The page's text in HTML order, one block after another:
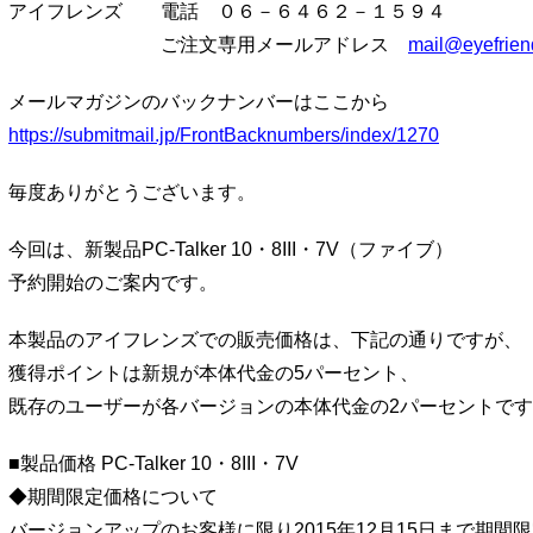
アイフレンズ 電話 ０６－６４６２－１５９４
ご注文専用メールアドレス
メールマガジンのバックナンバーはここから
https://submitmail.jp/FrontBacknumbers/index/1270
毎度ありがとうございます。
今回は、新製品PC-Talker 10・8III・7V（ファイブ）
予約開始のご案内です。
本製品のアイフレンズでの販売価格は、下記の通りですが、
獲得ポイントは新規が本体代金の5パーセント、
既存のユーザーが各バージョンの本体代金の2パーセントです
■製品価格 PC-Talker 10・8III・7V
◆期間限定価格について